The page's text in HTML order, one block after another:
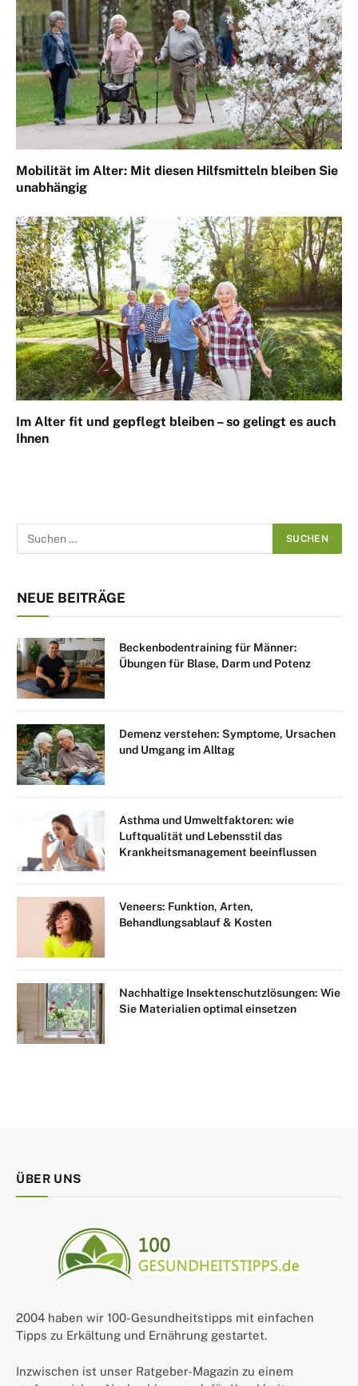
Mobilität im Alter: Mit diesen Hilfsmitteln bleiben Sie
unabhängig
Im Alter fit und gepflegt bleiben – so gelingt es auch
Ihnen
NEUE BEITRÄGE
Beckenbodentraining für Männer:
Übungen für Blase, Darm und Potenz
Demenz verstehen: Symptome, Ursachen
und Umgang im Alltag
Asthma und Umweltfaktoren: wie
Luftqualität und Lebensstil das
Krankheitsmanagement beeinflussen
Veneers: Funktion, Arten,
Behandlungsablauf & Kosten
Nachhaltige Insektenschutzlösungen: Wie
Sie Materialien optimal einsetzen
ÜBER UNS
2004 haben wir 100-Gesundheitstipps mit einfachen
Tipps zu Erkältung und Ernährung gestartet.
Inzwischen ist unser Ratgeber-Magazin zu einem